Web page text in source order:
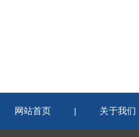
网站首页 | 关于我们